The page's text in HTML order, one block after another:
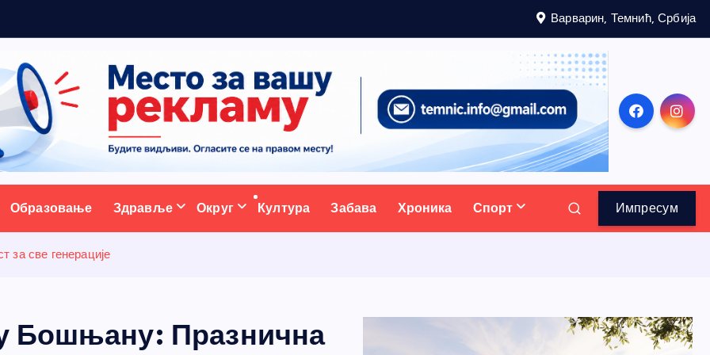
Варварин, Темнић, Србија
портал
Образовање Здравље Округ Култура Забава Хроника Спорт Импресум
све генерације
Бошњану: Празнична